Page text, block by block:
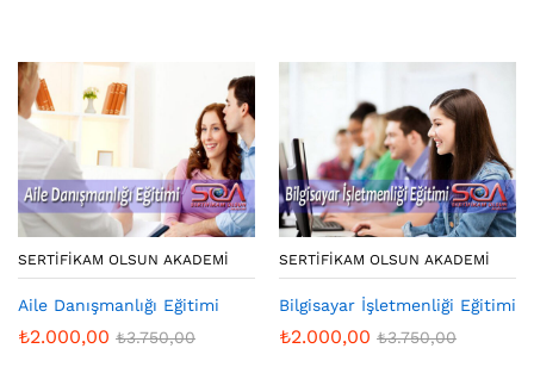
SERTIFIKAM OLSUN AKADEMI
Aile Danışmanlığı Eğitimi
₺2.000,00 ₺3.750,00
SERTIFIKAM OLSUN AKADEMI
Bilgisayar İşletmenliği Eğitimi
₺2.000,00 ₺3.750,00